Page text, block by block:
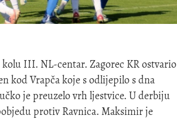
III. NL-centar. Zagorec KR ostvario
kod Vrapča koje s odlijepilo s dna
je preuzelo vrh ljestvice. U derbiju
protiv Ravnica. Maksimir je